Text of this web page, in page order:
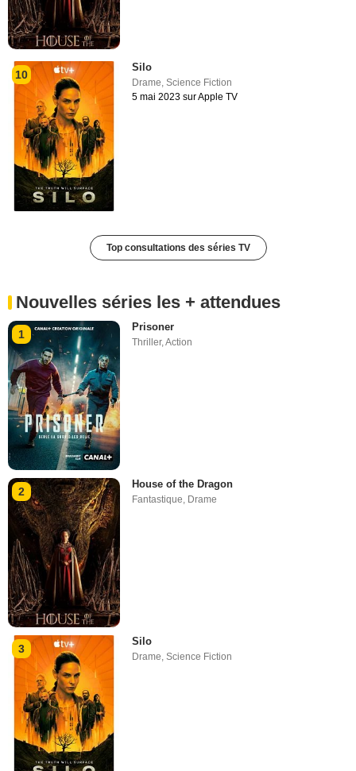
10
Silo
Drame,Science Fiction
5 mai 2023 sur Apple TV
Top consultations des séries TV
Nouvelles séries les + attendues
1
Prisoner
Thriller,Action
2
House of the Dragon
Fantastique, Drame
3
Silo
Drame,Science Fiction